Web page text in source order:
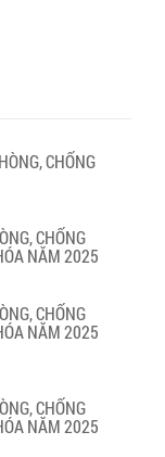
CHỐNG
CHỐNG
NĂM 2025
CHỐNG
NĂM 2025
CHỐNG
NĂM 2025